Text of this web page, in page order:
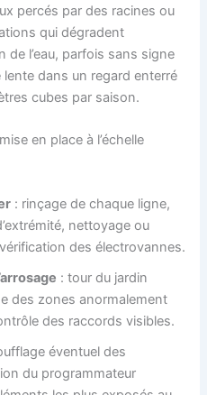
percés par des racines ou
qui dégradent
l’eau, parfois sans signe
dans un regard enterré
cubes par saison.
en place à l’échelle
: rinçage de chaque ligne,
nettoyage ou
des électrovannes.
: tour du jardin
des zones anormalement
des raccords visibles.
éventuel des
du programmateur